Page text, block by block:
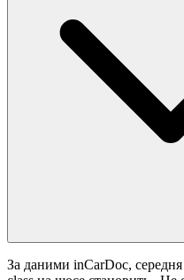
За даними inCarDoc,